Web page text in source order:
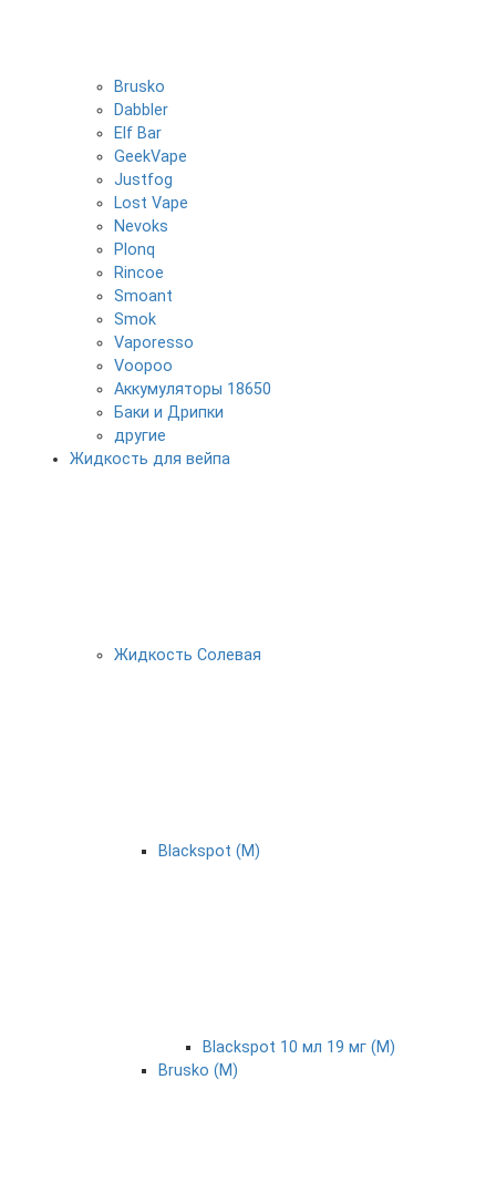
Brusko
Dabbler
Elf Bar
GeekVape
Justfog
Lost Vape
Nevoks
Plonq
Rincoe
Smoant
Smok
Vaporesso
Voopoo
Аккумуляторы 18650
Баки и Дрипки
другие
Жидкость для вейпа
Жидкость Солевая
Blackspot (М)
Blackspot 10 мл 19 мг (М)
Brusko (М)